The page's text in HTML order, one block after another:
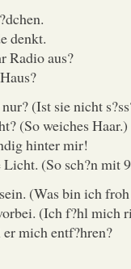
denkt.
Radio aus?
(Ist sie nicht
(So weiches Haar.)
hinter mir!
Licht. (So sch?n mit
(Was bin ich
(Ich f?hl mich
mich entf?hren?